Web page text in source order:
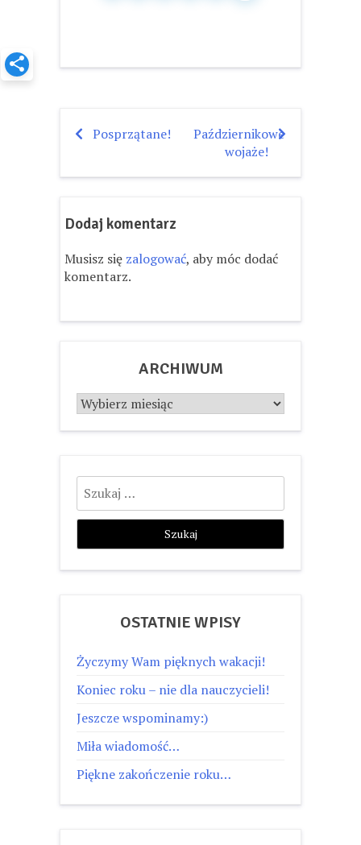
Nawigacja
wpisu
Posprzątane!
Październikowe
wojaże!
Dodaj komentarz
Musisz się zalogować, aby móc dodać
komentarz.
ARCHIWUM
Archiwum
Szukaj:
OSTATNIE WPISY
Życzymy Wam pięknych wakacji!
Koniec roku – nie dla nauczycieli!
Jeszcze wspominamy:)
Miła wiadomość…
Piękne zakończenie roku…